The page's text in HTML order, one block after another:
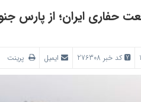
کد خبر 276308 ایمیل پرینت